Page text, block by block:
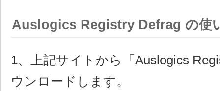
Auslogics Registry Defrag の使
1、上記サイトから「Auslogics
ウンロードします。